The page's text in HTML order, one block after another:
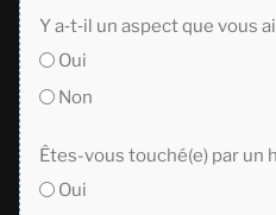
Y a‑t‑il un aspect que vous
Oui
Non
Êtes-vous touché(e) par un
Oui